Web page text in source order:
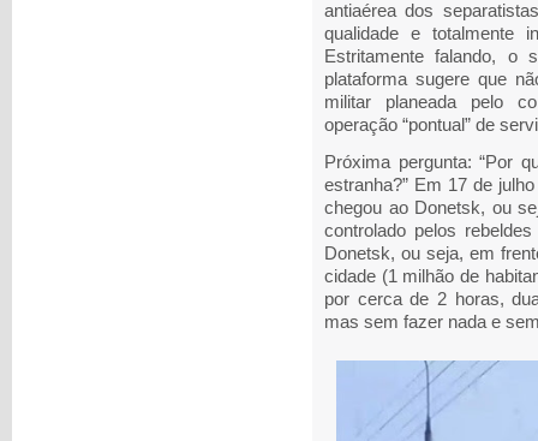
antiaérea dos
qualidade e totalmente
Estritamente falando, o
plataforma sugere que
militar planeada pelo
operação “pontual” de
Próxima pergunta: “Por
estranha?” Em 17 de
chegou ao Donetsk, ou
controlado pelos
Donetsk, ou seja, em
cidade (1 milhão de
por cerca de 2 horas,
mas sem fazer nada e